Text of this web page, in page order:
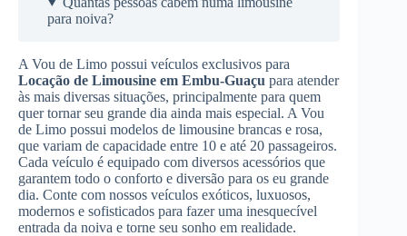
para noiva?
A Vou de Limo possui veículos exclusivos para
Locação de Limousine em Embu-Guaçu para atender
às mais diversas situações, principalmente para quem
quer tornar seu grande dia ainda mais especial. A Vou
de Limo possui modelos de limousine brancas e rosa,
que variam de capacidade entre 10 e até 20 passageiros.
Cada veículo é equipado com diversos acessórios que
garantem todo o conforto e diversão para os eu grande
dia. Conte com nossos veículos exóticos, luxuosos,
modernos e sofisticados para fazer uma inesquecível
entrada da noiva e torne seu sonho em realidade.